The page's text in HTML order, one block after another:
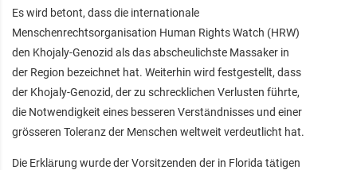
Es wird betont, dass die internationale
Menschenrechtsorganisation Human Rights Watch (HRW)
den Khojaly-Genozid als das abscheulichste Massaker in
der Region bezeichnet hat. Weiterhin wird festgestellt, dass
der Khojaly-Genozid, der zu schrecklichen Verlusten führte,
die Notwendigkeit eines besseren Verständnisses und einer
grösseren Toleranz der Menschen weltweit verdeutlicht hat.
Die Erklärung wurde der Vorsitzenden der in Florida tätigen